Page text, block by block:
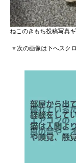
ねこのきもち投稿写真
▼次の画像は下へスク